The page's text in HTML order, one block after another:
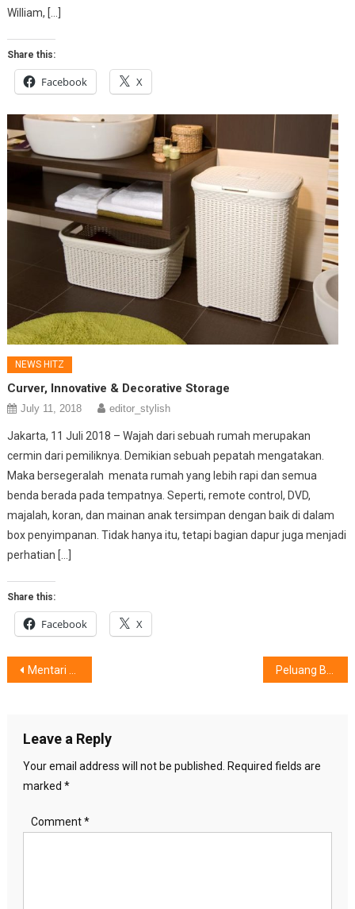
William, […]
Share this:
Facebook X
NEWS HITZ
Curver, Innovative & Decorative Storage
July 11, 2018 editor_stylish
Jakarta, 11 Juli 2018 – Wajah dari sebuah rumah merupakan
cermin dari pemiliknya. Demikian sebuah pepatah mengatakan.
Maka bersegeralah menata rumah yang lebih rapi dan semua
benda berada pada tempatnya. Seperti, remote control, DVD,
majalah, koran, dan mainan anak tersimpan dengan baik di dalam
box penyimpanan. Tidak hanya itu, tetapi bagian dapur juga menjadi
perhatian […]
Share this:
Facebook X
Post
Mentari Delita, Kesulitan Berpaling Dari……(?)
Leave a Reply
Your email address will not be published.
Required fields are
marked *
Comment*